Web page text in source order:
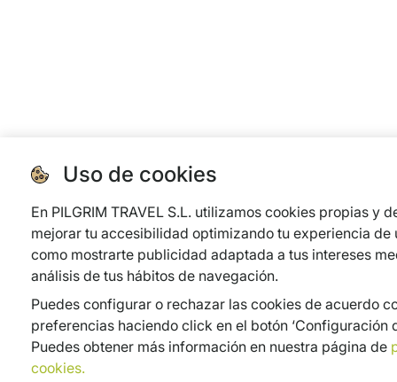
Uso de cookies
En PILGRIM TRAVEL S.L. utilizamos cookies propias y
mejorar tu accesibilidad optimizando tu experiencia de
como mostrarte publicidad adaptada a tus intereses
análisis de tus hábitos de navegación.
Puedes configurar o rechazar las cookies de acuerdo
preferencias haciendo click en el botón ‘Configuración
Puedes obtener más información en nuestra página de
cookies.